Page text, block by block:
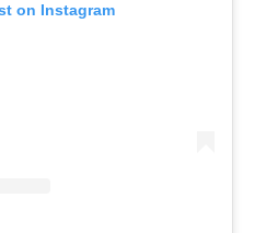
on Instagram